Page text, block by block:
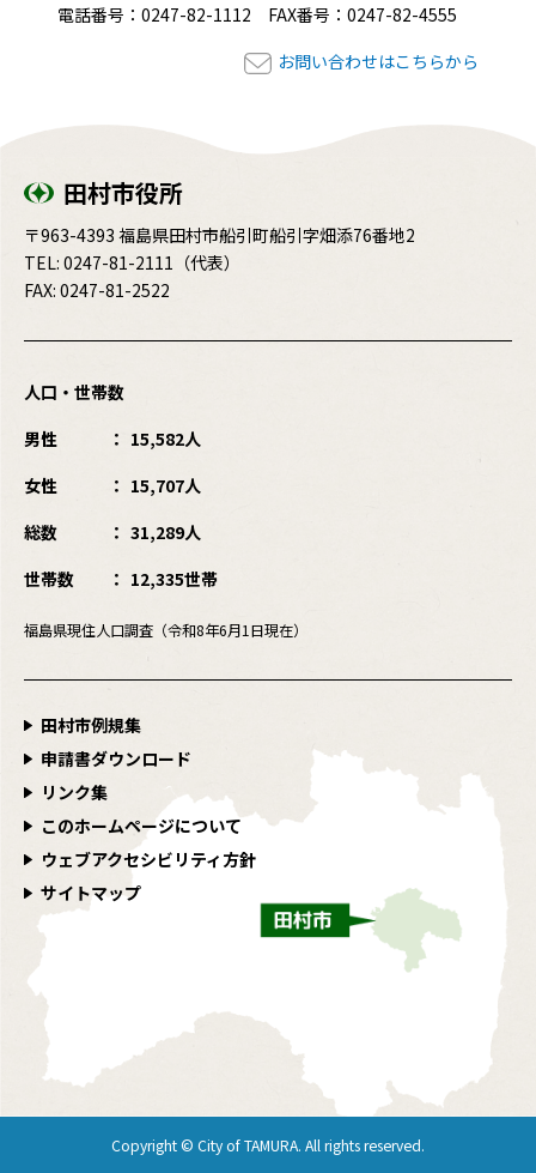
電話番号：0247-82-1112 FAX番号：0247-82-4555
お問い合わせはこちらから
田村市役所
〒963-4393 福島県田村市船引町船引字畑添76番地2
TEL: 0247-81-2111 （代表）
FAX: 0247-81-2522
人口・世帯数
男性
15,582人
女性
15,707人
総数
31,289人
世帯数
12,335世帯
福島県現住人口調査（令和8年6月1日現在）
田村市例規集
申請書ダウンロード
リンク集
このホームページについて
ウェブアクセシビリティ方針
サイトマップ
Copyright © City of TAMURA. All rights reserved.